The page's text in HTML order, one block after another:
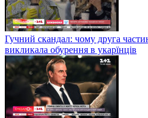
Гучний скандал: чому друга
викликала обурення в укарїнців